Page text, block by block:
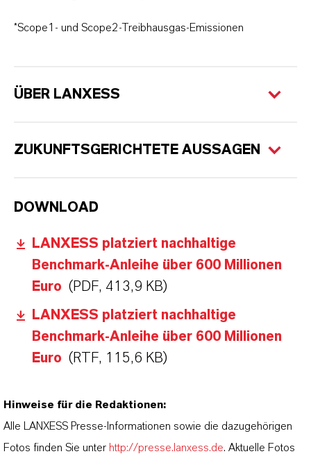
*Scope1- und Scope2-Treibhausgas-Emissionen
ÜBER LANXESS
ZUKUNFTSGERICHTETE AUSSAGEN
DOWNLOAD
LANXESS platziert nachhaltige
Benchmark-Anleihe über 600 Millionen
Euro (PDF, 413,9 KB)
LANXESS platziert nachhaltige
Benchmark-Anleihe über 600 Millionen
Euro (RTF, 115,6 KB)
Hinweise für die Redaktionen:
Alle LANXESS Presse-Informationen sowie die dazugehörigen
Fotos finden Sie unter http://presse.lanxess.de. Aktuelle Fotos